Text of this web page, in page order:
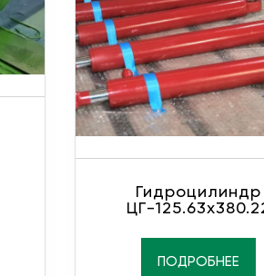
Гидроцилиндр
ЦГ-
ПОДРОБНЕЕ